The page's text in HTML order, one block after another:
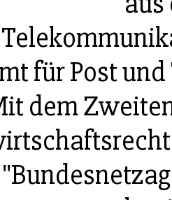
für Post
dem